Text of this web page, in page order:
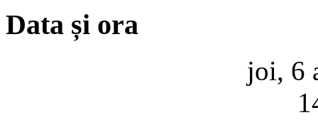
Data și ora
joi, 6